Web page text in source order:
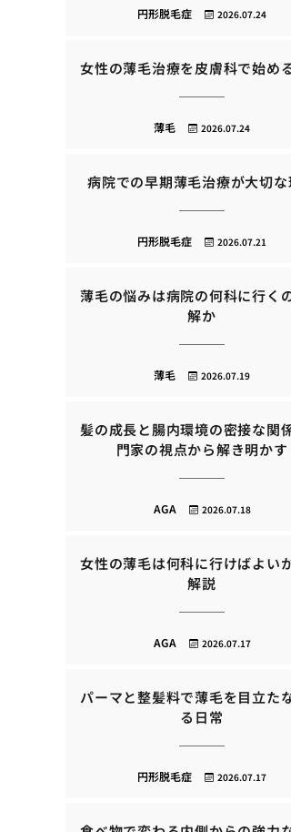
2026.07.24
円形脱毛症
女性の薄毛治療を皮膚科で始め
2026.07.24
薄毛
病院での早期薄毛治療が大切な
2026.07.21
円形脱毛症
薄毛の悩みは病院の何科に行く
解か
2026.07.19
薄毛
髪の成長と腸内環境の密接な関
門家の視点から解き明かす
2026.07.18
AGA
女性の薄毛は何科に行けばよい
解説
2026.07.17
AGA
パーマと整髪料で薄毛を目立た
る日常
2026.07.17
円形脱毛症